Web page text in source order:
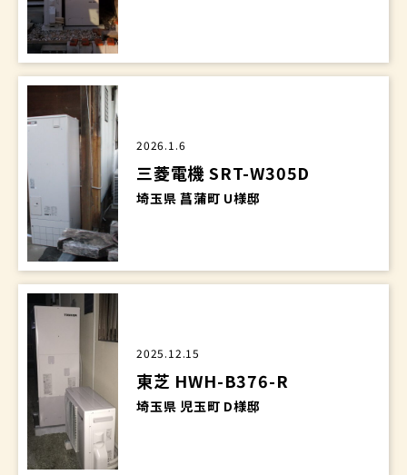
2026.1.6
三菱電機 SRT-W305D
埼玉県 菖蒲町 U様邸
2025.12.15
東芝 HWH-B376-R
埼玉県 児玉町 D様邸